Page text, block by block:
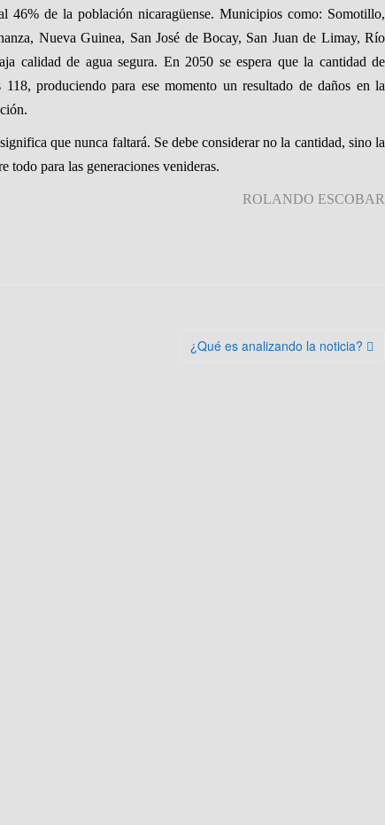
46% de la población nicaragüense. Municipios como: Somotillo,
Nueva Guinea, San José de Bocay, San Juan de Limay, Río
calidad de agua segura. En 2050 se espera que la cantidad de
produciendo para ese momento un resultado de daños en la
que nunca faltará. Se debe considerar no la cantidad, sino la
todo para las generaciones venideras.
ROLANDO ESCOBAR
¿Qué es analizando la noticia?